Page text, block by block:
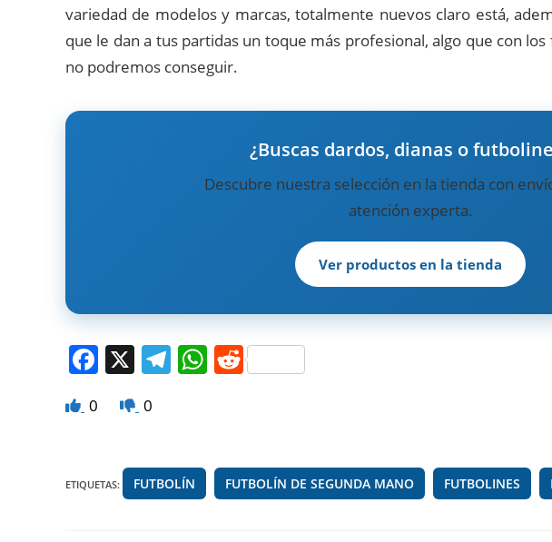
variedad de modelos y marcas, totalmente nuevos claro está,
que le dan a tus partidas un toque más profesional, algo que con
no podremos conseguir.
¿Buscas dardos, dianas o
Descubre nuestra selección en la tienda con
atención experta.
Ver productos en la tienda
F
b
X T
a
m
W
A
p
R
t
0 0
ETIQUETAS: FUTBOLÍN FUTBOLÍN DE SEGUNDA MANO FUTBOLINES